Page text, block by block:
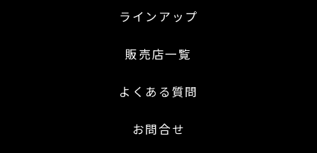
ラインアップ
販売店一覧
よくある質問
お問合せ